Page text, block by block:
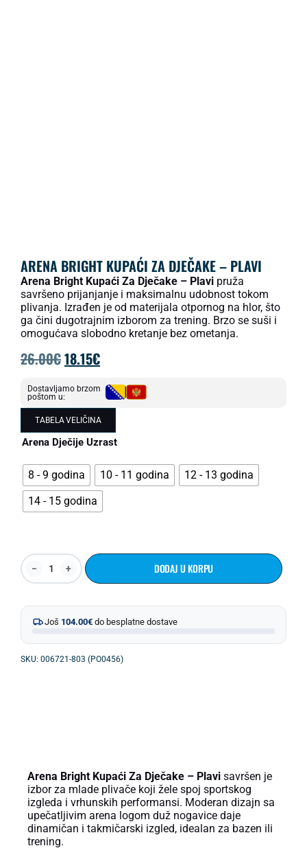
ARENA BRIGHT KUPAĆI ZA DJEČAKE – PLAVI
Arena Bright Kupaći Za Dječake – Plavi pruža
savršeno prijanjanje i maksimalnu udobnost tokom
plivanja. Izrađen je od materijala otpornog na hlor, što
ga čini dugotrajnim izborom za trening. Brzo se suši i
omogućava slobodno kretanje bez ometanja.
26.00€18.15€
Dostavljamo brzom
poštom u:
TABELA VELIČINA
Arena Dječije Uzrast
8 - 9 godina 10 - 11 godina
12 - 13 godina
14 - 15 godina
DODAJ U KORPU
Još 104.00€ do besplatne dostave
SKU: 006721-803 (PO0456)
Arena Bright Kupaći Za Dječake – Plavi savršen je
izbor za mlade plivače koji žele spoj sportskog
izgleda i vrhunskih performansi. Moderan dizajn sa
upečatljivim arena logom duž nogavice daje
dinamičan i takmičarski izgled, idealan za bazen ili
trening.